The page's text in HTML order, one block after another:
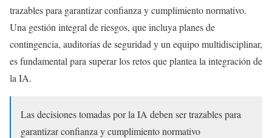
trazables para garantizar confianza y cumplimiento normativo.
Una gestión integral de riesgos, que incluya planes de
contingencia, auditorías de seguridad y un equipo multidisciplinar,
es fundamental para superar los retos que plantea la integración de
la IA.
Las decisiones tomadas por la IA deben ser trazables para
garantizar confianza y cumplimiento normativo